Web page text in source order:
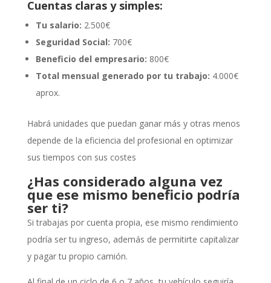
Cuentas claras y simples:
Tu salario: 2.500€
Seguridad Social: 700€
Beneficio del empresario: 800€
Total mensual generado por tu trabajo: 4.000€
aprox.
Habrá unidades que puedan ganar más y otras menos
depende de la eficiencia del profesional en optimizar
sus tiempos con sus costes
¿Has considerado alguna vez
que ese mismo beneficio podría
ser ti?
Si trabajas por cuenta propia, ese mismo rendimiento
podría ser tu ingreso, además de permitirte capitalizar
y pagar tu propio camión.